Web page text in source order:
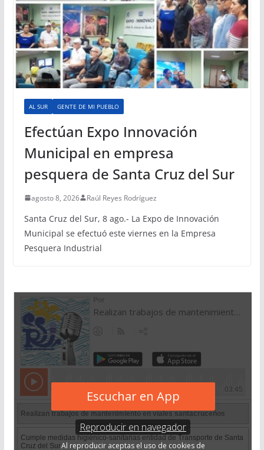
AL SUR GENTE DE MI PUEBLO
Efectúan Expo Innovación
Municipal en empresa
pesquera de Santa Cruz del Sur
agosto 8, 2026 Raúl Reyes Rodríguez
Santa Cruz del Sur, 8 ago.- La Expo de Innovación
Municipal se efectuó este viernes en la Empresa
Pesquera Industrial